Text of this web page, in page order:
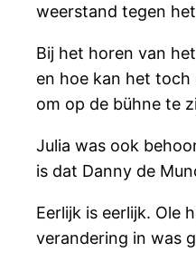
weerstand tegen
Bij het horen van
en hoe kan het toch
om op de bühne te
Julia was ook
is dat Danny de
Eerlijk is eerlijk. Ole
verandering in was